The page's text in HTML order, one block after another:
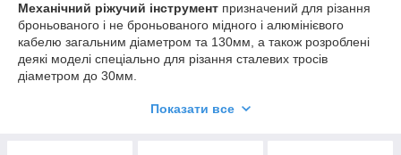
Механічний ріжучий інструмент призначений для різання
броньованого і не броньованого мідного і алюмінієвого
кабелю загальним діаметром та 130мм, а також розроблені
деякі моделі спеціально для різання сталевих тросів
діаметром до 30мм.
підвищеною безпекою, компактний, автономний, надійний.
Показати все